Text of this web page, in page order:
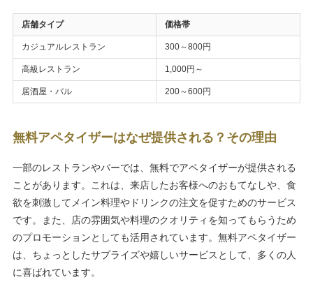
店舗タイプ 価格帯
カジュアルレストラン 300～800円
高級レストラン 1,000円～
居酒屋・バル 200～600円
無料アペタイザーはなぜ提供される？その理由
一部のレストランやバーでは、無料でアペタイザーが提供される
ことがあります。これは、来店したお客様へのおもてなしや、食
欲を刺激してメイン料理やドリンクの注文を促すためのサービス
です。また、店の雰囲気や料理のクオリティを知ってもらうため
のプロモーションとしても活用されています。無料アペタイザー
は、ちょっとしたサプライズや嬉しいサービスとして、多くの人
に喜ばれています。